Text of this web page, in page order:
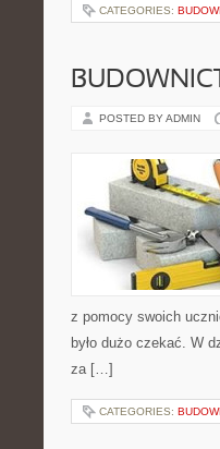
CATEGORIES:
POSTED BY ADMIN
z pomocy swoich
było dużo czekać. W
za […]
CATEGORIES: